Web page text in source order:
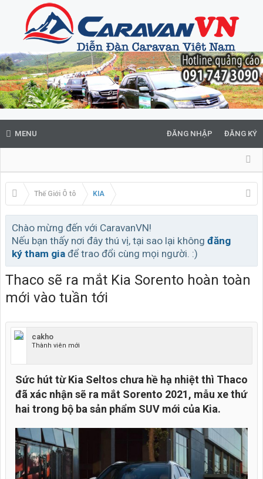
MENU ĐĂNG NHẬP ĐĂNG KÝ
Thế Giới Ô tô KIA
Chào mừng đến với CaravanVN!
Nếu bạn thấy nơi đây thú vị, tại sao lại không đăng
ký tham gia để trao đổi cùng mọi người. :)
Thaco sẽ ra mắt Kia Sorento hoàn toàn
mới vào tuần tới
cakho
Thành viên mới
Sức hút từ Kia Seltos chưa hề hạ nhiệt thì Thaco
đã xác nhận sẽ ra mắt Sorento 2021, mẫu xe thứ
hai trong bộ ba sản phẩm SUV mới của Kia.